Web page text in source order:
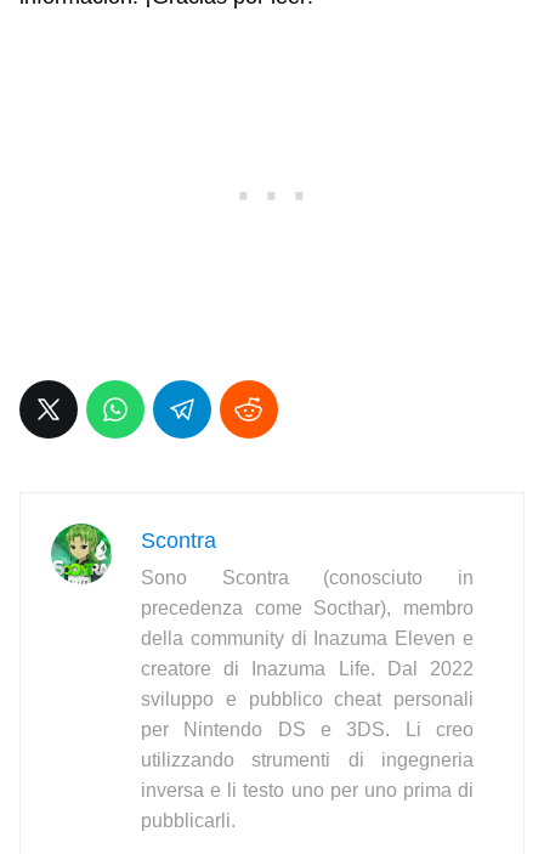
Scontra
Sono Scontra (conosciuto in
precedenza come Socthar), membro
della community di Inazuma Eleven e
creatore di Inazuma Life. Dal 2022
sviluppo e pubblico cheat personali
per Nintendo DS e 3DS. Li creo
utilizzando strumenti di ingegneria
inversa e li testo uno per uno prima di
pubblicarli.